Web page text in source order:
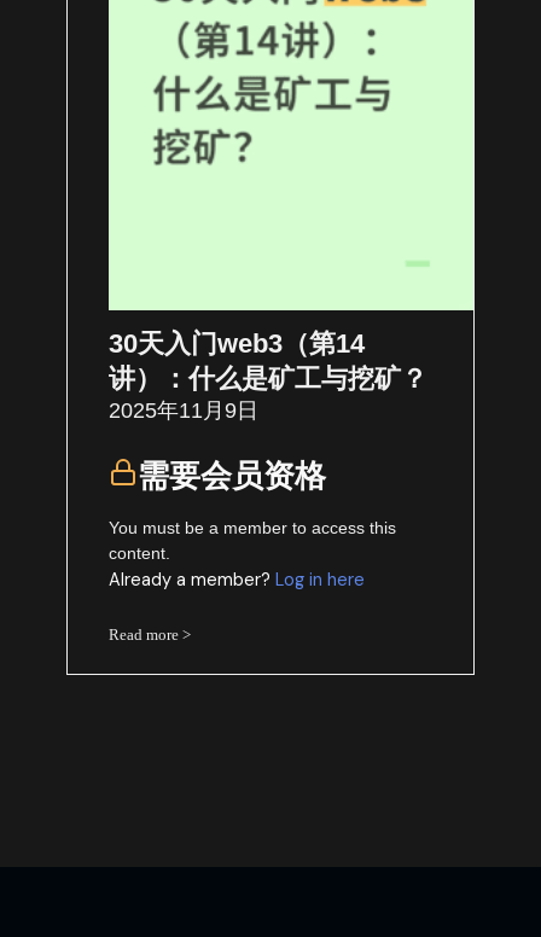
30天入门web3（第14
讲）：什么是矿工与挖矿？
2025年11月9日
需要会员资格
You must be a member to access this
content.
Already a member?Log in here
Read more >